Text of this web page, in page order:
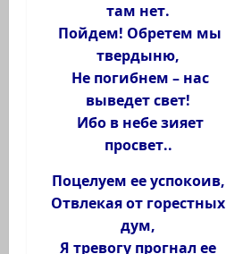
там нет.
Пойдем! Обретем мы
твердыню,
Не погибнем – нас
выведет свет!
Ибо в небе зияет
просвет..
Поцелуем ее успокоив,
Отвлекая от горестных
дум,
Я тревогу прогнал ее